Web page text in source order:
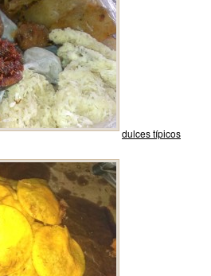
dulces típicos